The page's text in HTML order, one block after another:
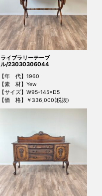
ライブラリーテーブ
ル/23030306044
【年 代】1960
【素 材】Yew
【サイズ】W95-145×D5
【価 格】￥336,000(税抜)